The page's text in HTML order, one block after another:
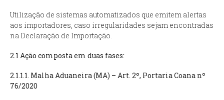
Utilização de sistemas automatizados que emitem alertas
aos importadores, caso irregularidades sejam encontradas
na Declaração de Importação.
2.1 Ação composta em duas fases:
2.1.1.1. Malha Aduaneira (MA) – Art. 2º, Portaria Coana nº
76/2020